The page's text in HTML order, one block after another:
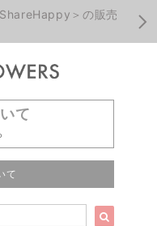
＞の販売
て
て